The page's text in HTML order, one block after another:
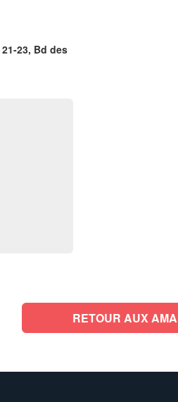
23, Bd des
RETOUR AUX